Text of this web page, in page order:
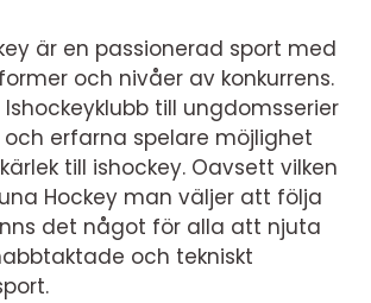
är en passionerad sport med
och nivåer av konkurrens.
till ungdomsserier
erfarna spelare möjlighet
till ishockey. Oavsett vilken
Hockey man väljer att följa
det något för alla att njuta
och tekniskt